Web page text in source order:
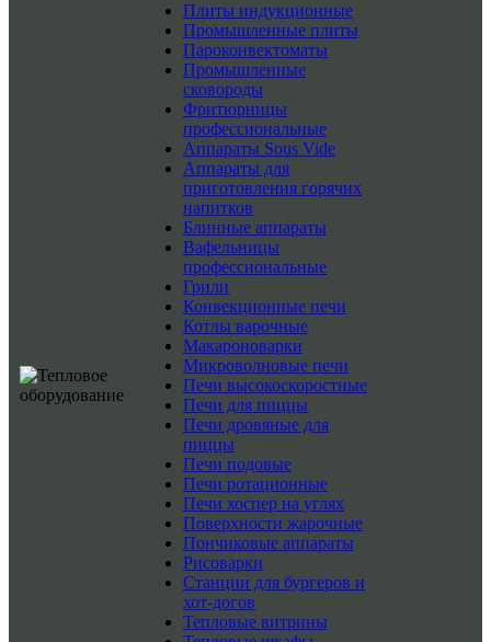
Плиты индукционные
Промышленные плиты
Пароконвектоматы
Промышленные
сковороды
Фритюрницы
профессиональные
Аппараты Sous Vide
Аппараты для
приготовления горячих
напитков
Блинные аппараты
Вафельницы
профессиональные
Грили
Конвекционные печи
Котлы варочные
Макароноварки
Микроволновые печи
Печи высокоскоростные
Печи для пиццы
Печи дровяные для
пиццы
Печи подовые
Печи ротационные
Печи хоспер на углях
Поверхности жарочные
Пончиковые аппараты
Рисоварки
Станции для бургеров и
хот-догов
Тепловые витрины